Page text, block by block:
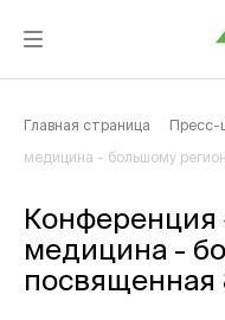
Главная страница Пресс-
медицина - большому
Конференция
медицина -